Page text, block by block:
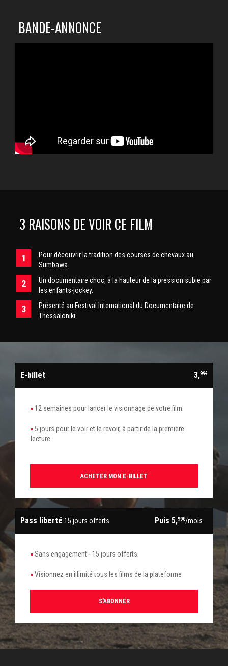
BANDE-ANNONCE
3 RAISONS DE VOIR CE FILM
Pour découvrir la tradition des courses de chevaux au
Sumbawa.
Un documentaire choc, à la hauteur de la pression subie par
les enfants-jockey.
Présenté au Festival International du Documentaire de
Thessaloniki.
E-billet 3,99€
12 semaines pour lancer le visionnage de votre film.
5 jours pour le voir et le revoir, à partir de la première
lecture.
ACHETER MON E-BILLET
Pass liberté 15 jours offerts Puis 5,99€/mois
Sans engagement - 15 jours offerts.
Visionnez en illimité tous les films de la plateforme
S'ABONNER